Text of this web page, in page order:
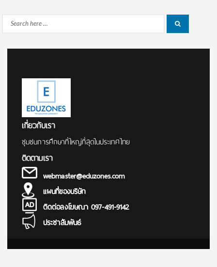
Search
เกี่ยวกับเรา
ชุมชนการศึกษาที่ใหญ่ที่สุดในประเทศไทย
ติดตามเรา
webmaster@eduzones.com
แผนที่ของบริษัท
ติดต่อลงโฆษณา 097-491-9142
ประชาสัมพันธ์